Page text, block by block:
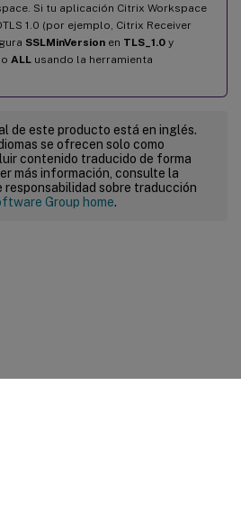
Si tu aplicación Citrix Workspace
1.0 (por ejemplo, Citrix Receiver
SSLMinVersion en TLS_1.0 y
o ALL usando la herramienta
de este producto está en inglés.
se ofrecen solo como
contenido traducido de forma
más información, consulte la
responsabilidad sobre traducción
Group home.